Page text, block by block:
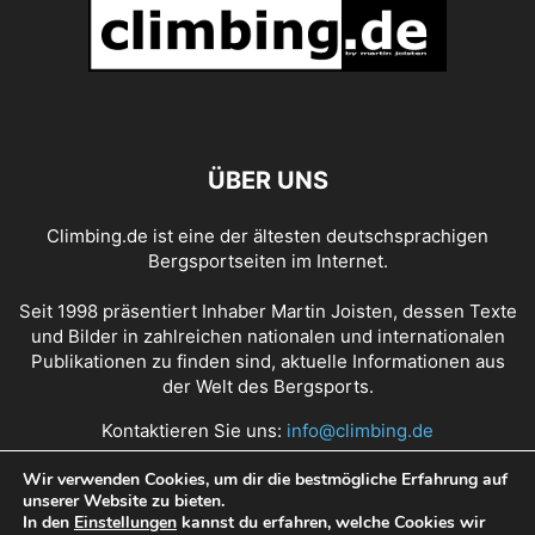
ÜBER UNS
Climbing.de ist eine der ältesten deutschsprachigen
Bergsportseiten im Internet.
Seit 1998 präsentiert Inhaber Martin Joisten, dessen Texte
und Bilder in zahlreichen nationalen und internationalen
Publikationen zu finden sind, aktuelle Informationen aus
der Welt des Bergsports.
Kontaktieren Sie uns: info@climbing.de
Über Climbing.de RSS Feed Mediadaten
Wir verwenden Cookies, um dir die bestmögliche Erfahrung auf
unserer Website zu bieten.
In den Einstellungen kannst du erfahren, welche Cookies wir